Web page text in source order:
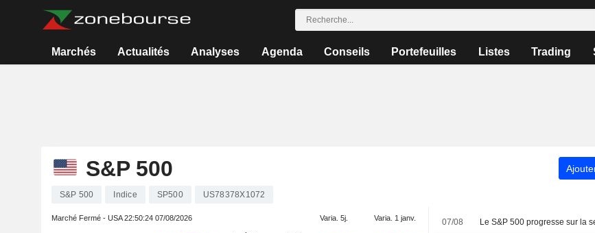
Marchés Actualités Analyses Agenda Conseils Portefeuilles Listes Trading
S&P 500
S&P 500 Indice SP500 US78378X1072
Marché Fermé - USA22:50:24 07/08/2026 Varia. 5j. Varia. 1 janv. 07/08